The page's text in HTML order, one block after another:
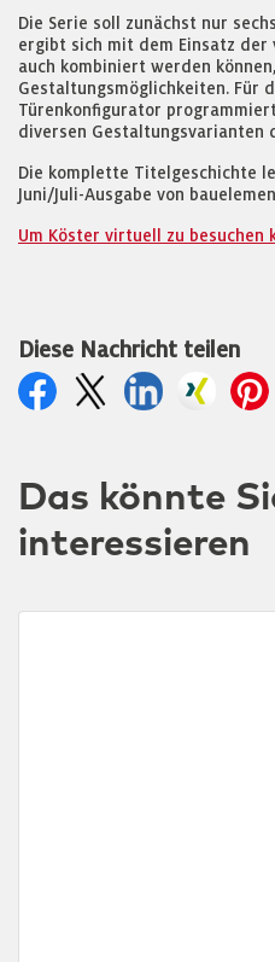
Die Serie soll zunächst nur
ergibt sich mit dem Einsatz
auch kombiniert werden
Gestaltungsmöglichkeiten. Für
Türenkonfigurator
diversen Gestaltungsvarianten
Die komplette Titelgeschichte
Juni/Juli-Ausgabe von
Um Köster virtuell zu besuchen
Diese Nachricht teilen
Das könnte
interessieren